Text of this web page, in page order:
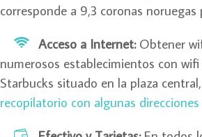
corresponde a 9,3 coronas noruegas
Acceso a Internet:Obtener
numerosos establecimientos con
Starbucks situado en la plaza
recopilatorio con algunas